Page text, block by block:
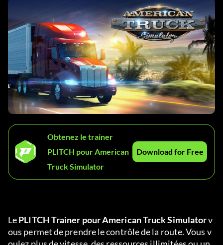
Obtenez le trainer
PLITCH pour American
Truck Simulator
Download for Free
Le PLITCH Trainer pour American Truck Simulator v
ous permet de prendre le contrôle de la route. Vous v